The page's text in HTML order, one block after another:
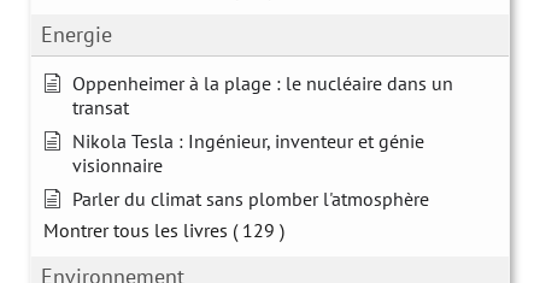
Energie
Oppenheimer à la plage : le nucléaire dans un
transat
Nikola Tesla : Ingénieur, inventeur et génie
visionnaire
Parler du climat sans plomber l'atmosphère
Montrer tous les livres ( 129 )
Environnement